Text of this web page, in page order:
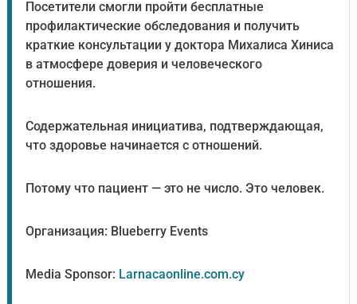
Посетители смогли пройти бесплатные
профилактические обследования и получить
краткие консультации у доктора Михалиса Хиниса
в атмосфере доверия и человеческого
отношения.
Содержательная инициатива, подтверждающая,
что здоровье начинается с отношений.
Потому что пациент — это не число. Это человек.
Организация: Blueberry Events
Media Sponsor: Larnacaonline.com.cy